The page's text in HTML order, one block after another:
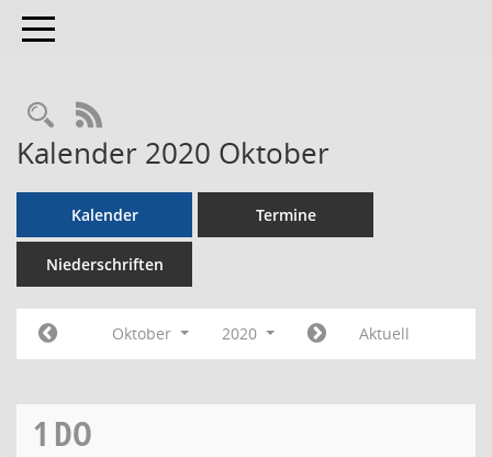
Toggle navigation
RSS-Feed
Kalender 2020 Oktober
Kalender Termine
Niederschriften
Oktober 2020 Aktuell
1 DO